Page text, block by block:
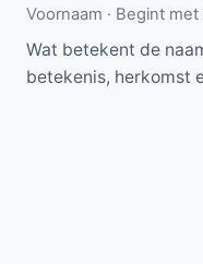
Voornaam · Begint
Wat betekent de
betekenis, herkomst